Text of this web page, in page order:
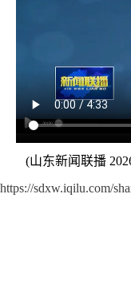
(山东新闻联播
https://sdxw.iqilu.com/